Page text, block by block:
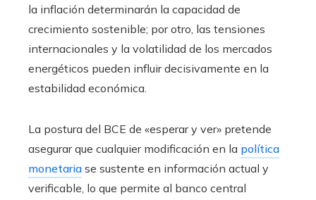
la inflación determinarán la capacidad de
crecimiento sostenible; por otro, las tensiones
internacionales y la volatilidad de los mercados
energéticos pueden influir decisivamente en la
estabilidad económica.
La postura del BCE de «esperar y ver» pretende
asegurar que cualquier modificación en la política
monetaria se sustente en información actual y
verificable, lo que permite al banco central